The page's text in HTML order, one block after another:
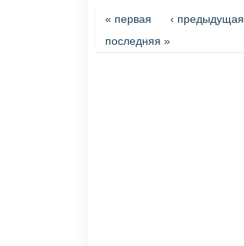
Страницы
« первая ‹ предыдущая
последняя »